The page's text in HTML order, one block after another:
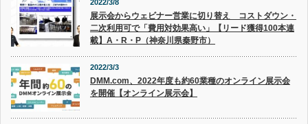
2022/3/8
展示会からウェビナー営業に切り替え コストダウン・
二次利用可で「費用対効果高い」【リード獲得100本連
載】A・R・P（神奈川県秦野市）
2022/3/3
DMM.com、2022年度も約60業種のオンライン展示会
を開催【オンライン展示会】